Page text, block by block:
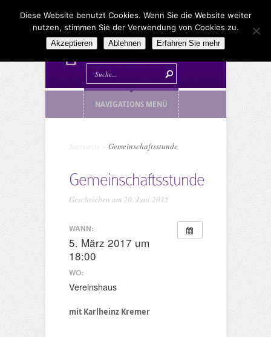
NAVIGATIONS MENÜ
Startseite Gemeinschaftsstunde
Gemeinschaftsstunde
Geschrieben am 20. Juni 2015
WANN:
5. März 2017 um
18:00
WO:
Vereinshaus
mit Karlheinz Kremer
Diese Website benutzt Cookies. Wenn Sie die Website weiter
nutzen, stimmen Sie der Verwendung von Cookies zu.
Akzeptieren Ablehnen Erfahren Sie mehr